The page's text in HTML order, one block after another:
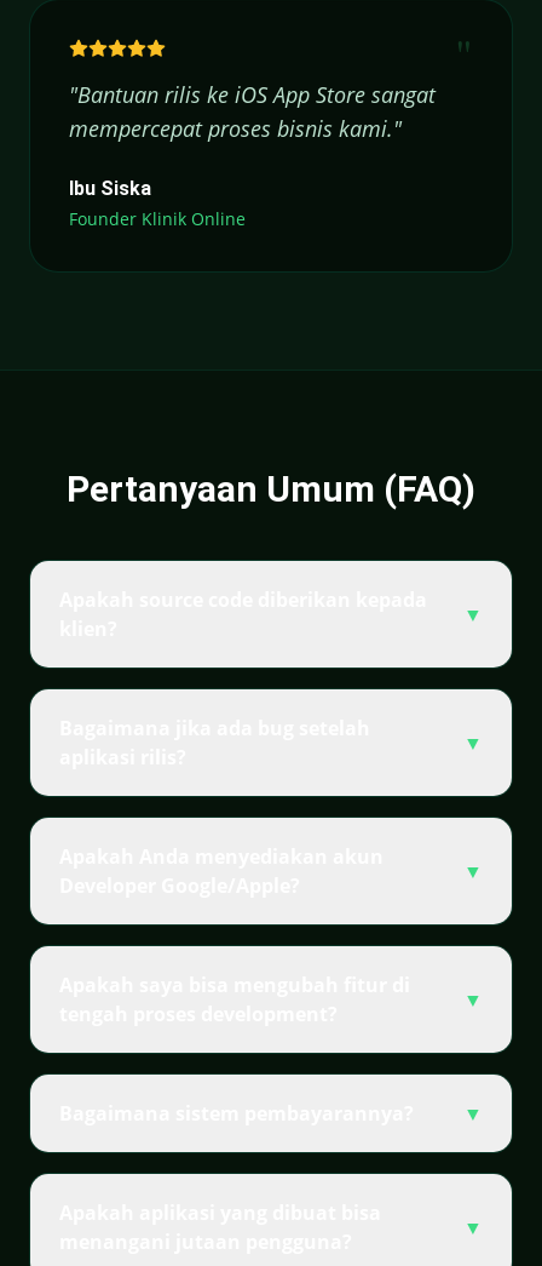
"
"Bantuan rilis ke iOS App Store sangat
mempercepat proses bisnis kami."
Ibu Siska
Founder Klinik Online
Pertanyaan Umum (FAQ)
▼
▼
▼
▼
▼
▼